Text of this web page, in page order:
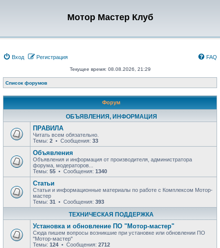
Мотор Мастер Клуб
Вход Регистрация FAQ
Текущее время: 08.08.2026, 21:29
Список форумов
Форум
ОБЪЯВЛЕНИЯ, ИНФОРМАЦИЯ
ПРАВИЛА
Читать всем обязательно.
Темы: 2 • Сообщения: 33
Объявления
Объявления и информация от производителя, администратора
форума, модераторов...
Темы: 55 • Сообщения: 1340
Статьи
Статьи и информационные материалы по работе с Комплексом Мотор-
мастер
Темы: 31 • Сообщения: 393
ТЕХНИЧЕСКАЯ ПОДДЕРЖКА
Установка и обновление ПО "Мотор-мастер"
Сюда пишем вопросы возникшие при установке или обновлении ПО
"Мотор-мастер"
Темы: 124 • Сообщения: 2712